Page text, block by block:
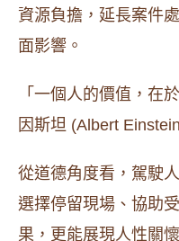
資源負擔，延長案件
面影響。
「一個人的價值，
因斯坦 (Albert
從道德角度看，駕駛
選擇停留現場、協助
果，更能展現人性關